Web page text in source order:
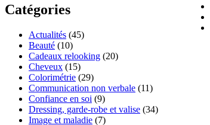
Catégories
Actualités (45)
Beauté (10)
Cadeaux relooking (20)
Cheveux (15)
Colorimétrie (29)
Communication non verbale (11)
Confiance en soi (9)
Dressing, garde-robe et valise (34)
Image et maladie (7)